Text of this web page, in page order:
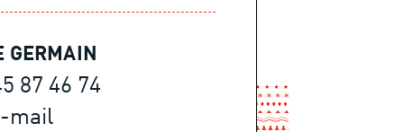
GERMAIN
87 46 74
mail